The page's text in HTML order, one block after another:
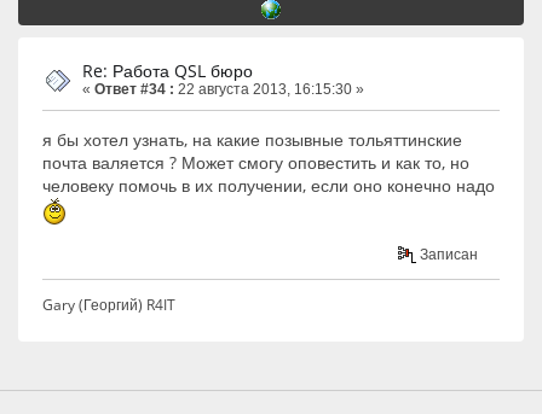
Re: Работа QSL бюро
« Ответ #34 : 22 августа 2013, 16:15:30 »
я бы хотел узнать, на какие позывные тольяттинские
почта валяется ? Может смогу оповестить и как то, но
человеку помочь в их получении, если оно конечно надо
Записан
Gary (Георгий) R4IT